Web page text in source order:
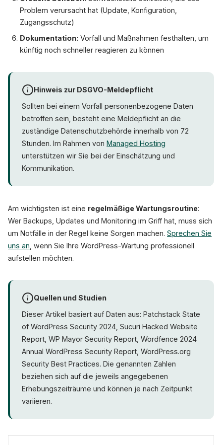
Problem verursacht hat (Update, Konfiguration,
Zugangsschutz)
Dokumentation: Vorfall und Maßnahmen festhalten, um
künftig noch schneller reagieren zu können
Hinweis zur DSGVO-Meldepflicht
Sollten bei einem Vorfall personenbezogene Daten
betroffen sein, besteht eine Meldepflicht an die
zuständige Datenschutzbehörde innerhalb von 72
Stunden. Im Rahmen von Managed Hosting
unterstützen wir Sie bei der Einschätzung und
Kommunikation.
Am wichtigsten ist eine regelmäßige Wartungsroutine:
Wer Backups, Updates und Monitoring im Griff hat, muss sich
um Notfälle in der Regel keine Sorgen machen. Sprechen Sie
uns an , wenn Sie Ihre WordPress-Wartung professionell
aufstellen möchten.
Quellen und Studien
Dieser Artikel basiert auf Daten aus: Patchstack State
of WordPress Security 2024, Sucuri Hacked Website
Report, WP Mayor Security Report, Wordfence 2024
Annual WordPress Security Report, WordPress.org
Security Best Practices. Die genannten Zahlen
beziehen sich auf die jeweils angegebenen
Erhebungszeiträume und können je nach Zeitpunkt
variieren.